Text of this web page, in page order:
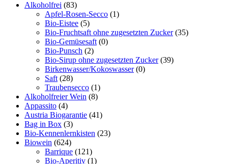
Alkoholfrei (83)
Apfel-Rosen-Secco (1)
Bio-Eistee (5)
Bio-Fruchtsaft ohne zugesetzten Zucker (35)
Bio-Gemüsesaft (0)
Bio-Punsch (2)
Bio-Sirup ohne zugesetzten Zucker (39)
Birkenwasser/Kokoswasser (0)
Saft (28)
Traubensecco (1)
Alkoholfreier Wein (8)
Appassito (4)
Austria Biogarantie (41)
Bag in Box (3)
Bio-Kennenlernkisten (23)
Biowein (624)
Barrique (121)
Bio-Aperitiv (1)